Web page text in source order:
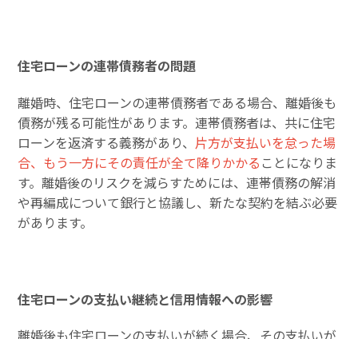
住宅ローンの連帯債務者の問題
離婚時、住宅ローンの連帯債務者である場合、離婚後も
債務が残る可能性があります。連帯債務者は、共に住宅
ローンを返済する義務があり、 片方が支払いを怠った場
合、もう一方にその責任が全て降りかかる ことになりま
す。離婚後のリスクを減らすためには、連帯債務の解消
や再編成について銀行と協議し、新たな契約を結ぶ必要
があります。
住宅ローンの支払い継続と信用情報への影響
離婚後も住宅ローンの支払いが続く場合、その支払いが